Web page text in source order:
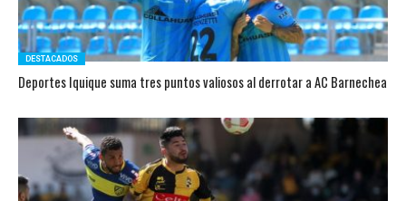
DESTACADOS
Deportes Iquique suma tres puntos valiosos al derrotar a AC Barnechea